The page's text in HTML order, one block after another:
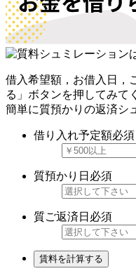
借入希望額，お借入日，
る」ボタンを押してみて
簡単に質預かりの返済シ
借り入れ予定額必須
質預かり日 必須
質ご返済日 必須
賃料を計算する